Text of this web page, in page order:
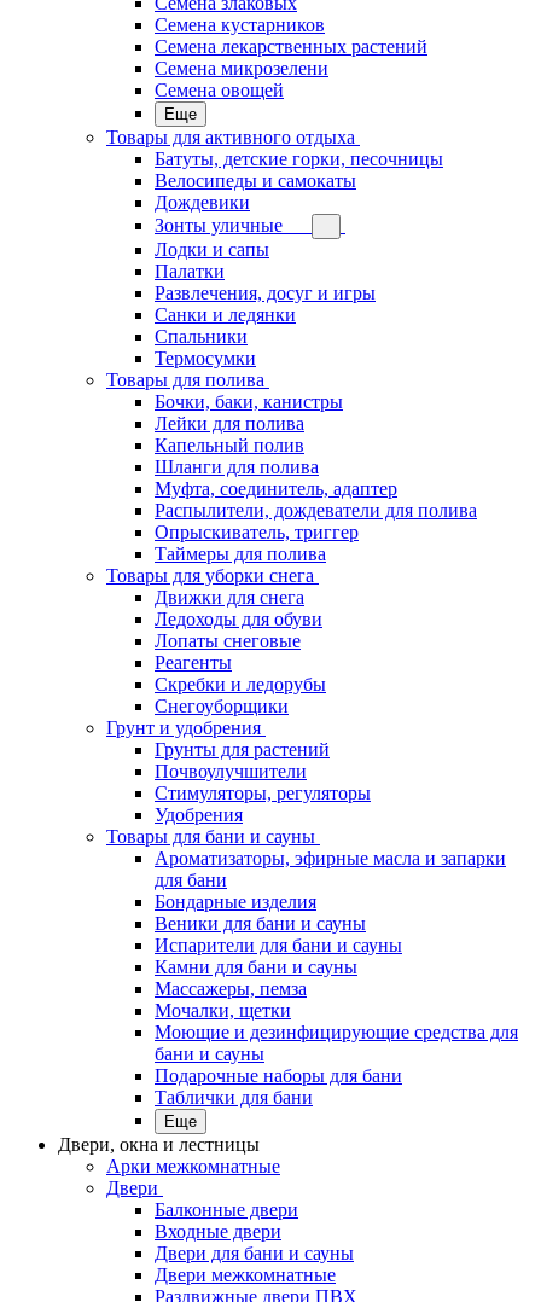
Семена кустарников
Семена лекарственных растений
Семена микрозелени
Семена овощей
Еще
Товары для активного отдыха
Батуты, детские горки, песочницы
Велосипеды и самокаты
Дождевики
Зонты уличные
Лодки и сапы
Палатки
Развлечения, досуг и игры
Санки и ледянки
Спальники
Термосумки
Товары для полива
Бочки, баки, канистры
Лейки для полива
Капельный полив
Шланги для полива
Муфта, соединитель, адаптер
Распылители, дождеватели для полива
Опрыскиватель, триггер
Таймеры для полива
Товары для уборки снега
Движки для снега
Ледоходы для обуви
Лопаты снеговые
Реагенты
Скребки и ледорубы
Снегоуборщики
Грунт и удобрения
Грунты для растений
Почвоулучшители
Стимуляторы, регуляторы
Удобрения
Товары для бани и сауны
Ароматизаторы, эфирные масла и запарки
для бани
Бондарные изделия
Веники для бани и сауны
Испарители для бани и сауны
Камни для бани и сауны
Массажеры, пемза
Мочалки, щетки
Моющие и дезинфицирующие средства для
бани и сауны
Подарочные наборы для бани
Таблички для бани
Еще
Двери, окна и лестницы
Арки межкомнатные
Двери
Балконные двери
Входные двери
Двери для бани и сауны
Двери межкомнатные
Раздвижные двери ПВХ